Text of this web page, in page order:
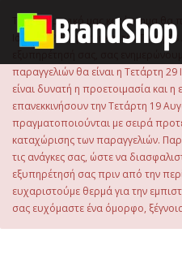
περιεχόμενο
Το ηλεκτρονικό μας κατάστημα θα
Ιουλίου 2026 μέχρι και την Τρίτη
εξυπηρέτησή σας, σας
παραγγελιών θα είναι η Τετάρτη 29
είναι δυνατή η προετοιμασία και
επανεκκινήσουν την Τετάρτη 19
πραγματοποιούνται με σειρά
καταχώρισης των παραγγελιών.
τις ανάγκες σας, ώστε να
εξυπηρέτησή σας πριν από την
ευχαριστούμε θερμά για την
σας ευχόμαστε ένα όμορφο,